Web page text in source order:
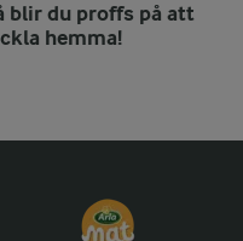
blir du proffs på att
hemma!